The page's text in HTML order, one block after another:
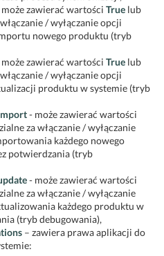
może zawierać wartościTrue lub
/ wyłączanie opcji
nowego produktu (tryb
może zawierać wartościTrue lub
/ wyłączanie opcji
produktu w systemie (tryb
- może zawierać wartości
za włączanie / wyłączanie
każdego nowego
potwierdzania (tryb
- może zawierać wartości
za włączanie / wyłączanie
każdego produktu w
(tryb debugowania),
– zawiera prawa aplikacji do